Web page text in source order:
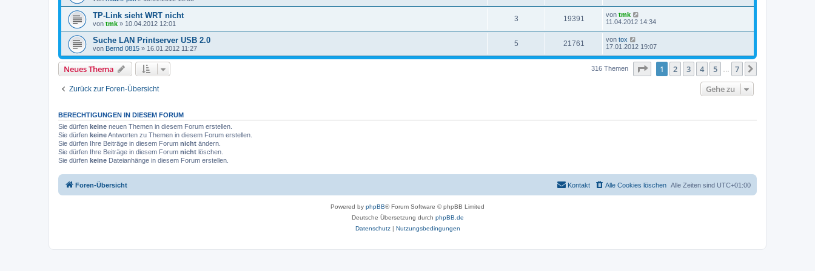
TP-Link sieht WRT nicht
von tmk » 10.04.2012 12:01
3 19391 von tmk
11.04.2012 14:34
Suche LAN Printserver USB 2.0
von Bernd 0815 » 16.01.2012 11:27
5 21761 von tox
17.01.2012 19:07
Neues Thema 316 Themen Seite von7
1 2 3 4 5 7
Zurück zur Foren-Übersicht Gehe zu
BERECHTIGUNGEN IN DIESEM FORUM
Sie dürfen keine neuen Themen in diesem Forum erstellen.
Sie dürfen keineAntworten zu Themen in diesem Forum erstellen.
Sie dürfen Ihre Beiträge in diesem Forum nicht ändern.
Sie dürfen Ihre Beiträge in diesem Forum nicht löschen.
Sie dürfen keine Dateianhänge in diesem Forum erstellen.
Foren-Übersicht Alle Zeiten sind UTC+01:00
Alle Cookies löschen
Kontakt
Powered by phpBB® Forum Software © phpBB Limited
Deutsche Übersetzung durch phpBB.de
Datenschutz| Nutzungsbedingungen